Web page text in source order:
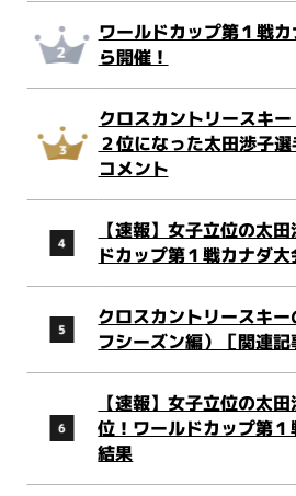
ワールドカップ第１戦
ら開催！
クロスカントリースキ
２位になった太田渉子
コメント
【速報】女子立位の太
ドカップ第１戦カナダ
クロスカントリースキ
フシーズン編）［関連記
【速報】女子立位の太
位！ワールドカップ第
結果